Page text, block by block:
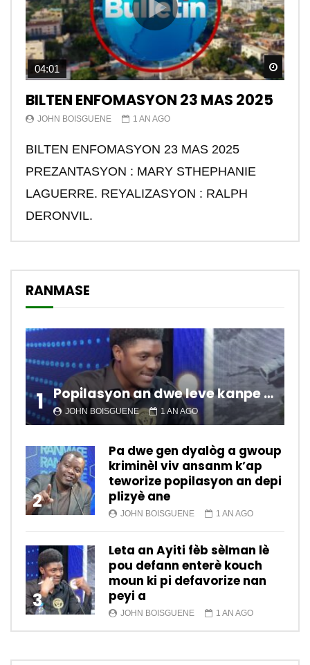
04:01
BILTEN ENFOMASYON 23 MAS 2025
JOHN BOISGUENE 1 AN AGO
BILTEN ENFOMASYON 23 MAS 2025
PREZANTASYON : MARY STHEPHANIE
LAGUERRE. REYALIZASYON : RALPH
DERONVIL.
RANMASE
1 Popilasyon an dwe leve kanpe pou chanje sitiyasyon kawotik l’ap viv nan peyi a.
JOHN BOISGUENE 1 AN AGO
2
Pa dwe gen dyalòg a gwoup
kriminèl viv ansanm k’ap
teworize popilasyon an depi
plizyè ane
JOHN BOISGUENE 1 AN AGO
3
Leta an Ayiti fèb sèlman lè
pou defann enterè kouch
moun ki pi defavorize nan
peyi a
JOHN BOISGUENE 1 AN AGO